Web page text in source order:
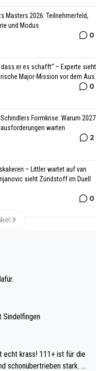
Masters 2026: Teilnehmerfeld,
und Modus
0
er es schafft“ – Experte sieht
Major-Mission vor dem Aus
0
Schindlers Formkrise: Warum 2027
warten
2
– Littler wartet auf van
sieht Zündstoff im Duell
0
Sindelfingen
111+ ist für die
schonübertrieben stark. U